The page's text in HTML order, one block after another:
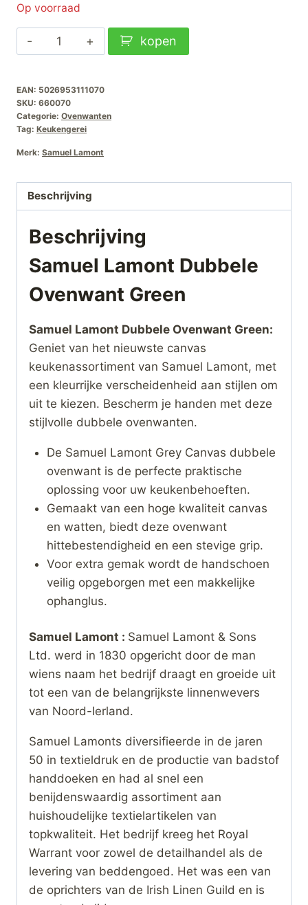
Op voorraad
Samuel
Lamont
Ovenwant
Green
aantal
kopen
EAN: 5026953111070
SKU: 660070
Categorie: Ovenwanten
Tag: Keukengerei
Merk: Samuel Lamont
Beschrijving
Beschrijving
Samuel Lamont Dubbele
Ovenwant Green
Samuel Lamont Dubbele Ovenwant Green:
Geniet van het nieuwste canvas
keukenassortiment van Samuel Lamont, met
een kleurrijke verscheidenheid aan stijlen om
uit te kiezen. Bescherm je handen met deze
stijlvolle dubbele ovenwanten.
De Samuel Lamont Grey Canvas dubbele
ovenwant is de perfecte praktische
oplossing voor uw keukenbehoeften.
Gemaakt van een hoge kwaliteit canvas
en watten, biedt deze ovenwant
hittebestendigheid en een stevige grip.
Voor extra gemak wordt de handschoen
veilig opgeborgen met een makkelijke
ophanglus.
Samuel Lamont : Samuel Lamont & Sons
Ltd. werd in 1830 opgericht door de man
wiens naam het bedrijf draagt ​​en groeide uit
tot een van de belangrijkste linnenwevers
van Noord-Ierland.
Samuel Lamonts diversifieerde in de jaren
50 in textieldruk en de productie van badstof
handdoeken en had al snel een
benijdenswaardig assortiment aan
huishoudelijke textielartikelen van
topkwaliteit. Het bedrijf kreeg het Royal
Warrant voor zowel de detailhandel als de
levering van beddengoed. Het was een van
de oprichters van de Irish Linen Guild en is